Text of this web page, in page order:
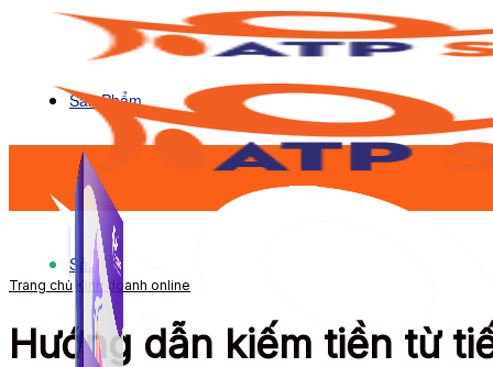
Sản Phẩm
Sản Phẩm
Trang chủ Kinh doanh online
Hướng dẫn kiếm tiền từ